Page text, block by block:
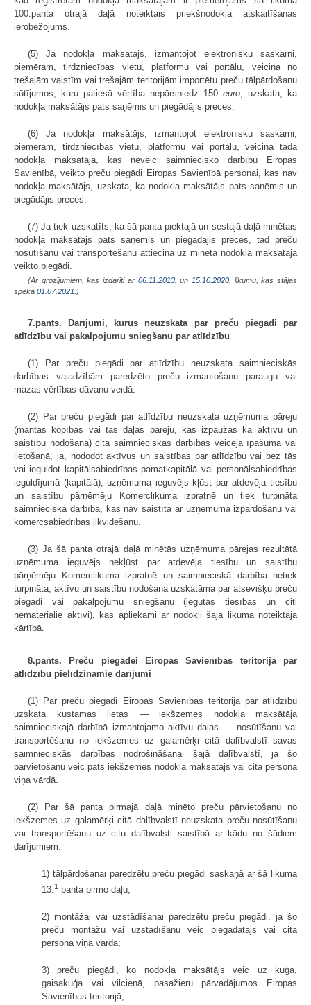
100.panta otrajā daļā noteiktais priekšnodokļa atskaitīšanas
ierobežojums.
(5) Ja nodokļa maksātājs, izmantojot elektronisku saskarni,
piemēram, tirdzniecības vietu, platformu vai portālu, veicina no
trešajām valstīm vai trešajām teritorijām importētu preču tālpārdošanu
sūtījumos, kuru patiesā vērtība nepārsniedz 150 euro, uzskata, ka
nodokļa maksātājs pats saņēmis un piegādājis preces.
(6) Ja nodokļa maksātājs, izmantojot elektronisku saskarni,
piemēram, tirdzniecības vietu, platformu vai portālu, veicina tāda
nodokļa maksātāja, kas neveic saimniecisko darbību Eiropas
Savienībā, veikto preču piegādi Eiropas Savienībā personai, kas nav
nodokļa maksātājs, uzskata, ka nodokļa maksātājs pats saņēmis un
piegādājis preces.
(7) Ja tiek uzskatīts, ka šā panta piektajā un sestajā daļā minētais
nodokļa maksātājs pats saņēmis un piegādājis preces, tad preču
nosūtīšanu vai transportēšanu attiecina uz minētā nodokļa maksātāja
veikto piegādi.
(Ar grozījumiem, kas izdarīti ar 06.11.2013. un 15.10.2020. likumu, kas stājas
spēkā 01.07.2021. )
7.pants. Darījumi, kurus neuzskata par preču piegādi par
atlīdzību vai pakalpojumu sniegšanu par atlīdzību
(1) Par preču piegādi par atlīdzību neuzskata saimnieciskās
darbības vajadzībām paredzēto preču izmantošanu paraugu vai
mazas vērtības dāvanu veidā.
(2) Par preču piegādi par atlīdzību neuzskata uzņēmuma pāreju
(mantas kopības vai tās daļas pāreju, kas izpaužas kā aktīvu un
saistību nodošana) cita saimnieciskās darbības veicēja īpašumā vai
lietošanā, ja, nododot aktīvus un saistības par atlīdzību vai bez tās
vai ieguldot kapitālsabiedrības pamatkapitālā vai personālsabiedrības
ieguldījumā (kapitālā), uzņēmuma ieguvējs kļūst par atdevēja tiesību
un saistību pārņēmēju Komerclikuma izpratnē un tiek turpināta
saimnieciskā darbība, kas nav saistīta ar uzņēmuma izpārdošanu vai
komercsabiedrības likvidēšanu.
(3) Ja šā panta otrajā daļā minētās uzņēmuma pārejas rezultātā
uzņēmuma ieguvējs nekļūst par atdevēja tiesību un saistību
pārņēmēju Komerclikuma izpratnē un saimnieciskā darbība netiek
turpināta, aktīvu un saistību nodošana uzskatāma par atsevišķu preču
piegādi vai pakalpojumu sniegšanu (iegūtās tiesības un citi
nemateriālie aktīvi), kas apliekami ar nodokli šajā likumā noteiktajā
kārtībā.
8.pants. Preču piegādei Eiropas Savienības teritorijā par
atlīdzību pielīdzināmie darījumi
(1) Par preču piegādi Eiropas Savienības teritorijā par atlīdzību
uzskata kustamas lietas — iekšzemes nodokļa maksātāja
saimnieciskajā darbībā izmantojamo aktīvu daļas — nosūtīšanu vai
transportēšanu no iekšzemes uz galamērķi citā dalībvalstī savas
saimnieciskās darbības nodrošināšanai šajā dalībvalstī, ja šo
pārvietošanu veic pats iekšzemes nodokļa maksātājs vai cita persona
viņa vārdā.
(2) Par šā panta pirmajā daļā minēto preču pārvietošanu no
iekšzemes uz galamērķi citā dalībvalstī neuzskata preču nosūtīšanu
vai transportēšanu uz citu dalībvalsti saistībā ar kādu no šādiem
darījumiem:
1) tālpārdošanai paredzētu preču piegādi saskaņā ar šā likuma
13.1 panta pirmo daļu;
2) montāžai vai uzstādīšanai paredzētu preču piegādi, ja šo
preču montāžu vai uzstādīšanu veic piegādātājs vai cita
persona viņa vārdā;
3) preču piegādi, ko nodokļa maksātājs veic uz kuģa,
gaisakuģa vai vilcienā, pasažieru pārvadājumos Eiropas
Savienības teritorijā;